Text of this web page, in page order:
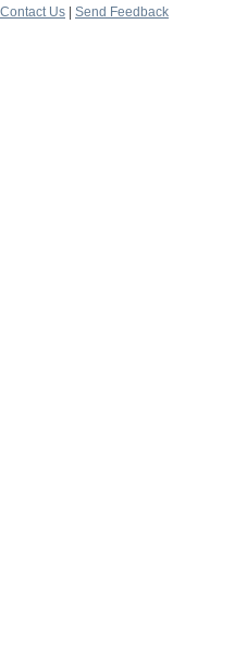
Contact Us
Send Feedback